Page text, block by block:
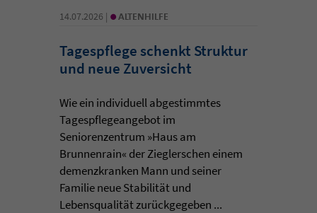
14.07.2026 | • ALTENHILFE
Tagespflege schenkt Struktur
und neue Zuversicht
Wie ein individuell abgestimmtes
Tagespflegeangebot im
Seniorenzentrum »Haus am
Brunnenrain« der Zieglerschen einem
demenzkranken Mann und seiner
Familie neue Stabilität und
Lebensqualität zurückgegeben ...